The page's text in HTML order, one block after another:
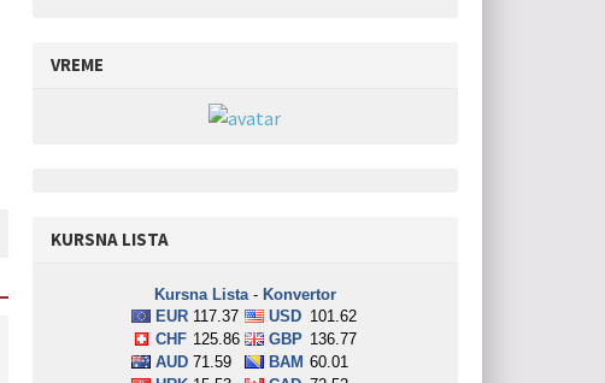
VREME
KURSNA LISTA